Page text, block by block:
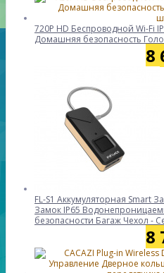
720P HD Беспроводной Wi-Fi
Домашняя безопасность
8
FL-S1 Аккумуляторная Smart
Замок IP65
безопасности Багаж Чехол -
8